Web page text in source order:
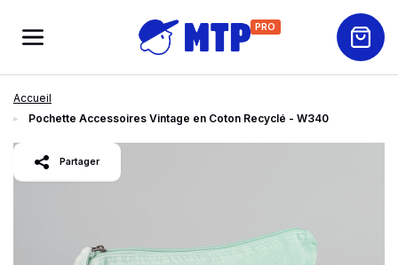
PRO
Accueil
Pochette Accessoires Vintage en Coton Recyclé - W340
Partager
slide1